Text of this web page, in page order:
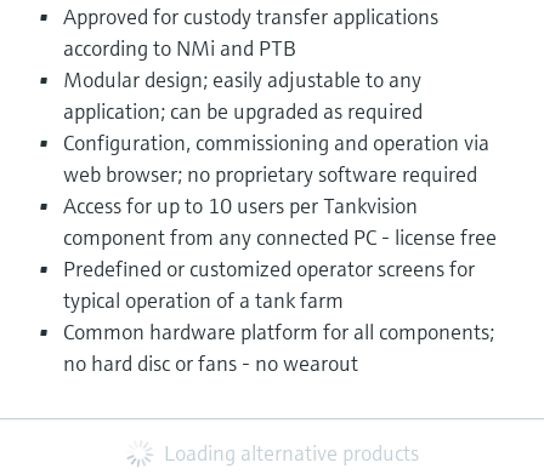
Approved for custody transfer applications
according to NMi and PTB
Modular design; easily adjustable to any
application; can be upgraded as required
Configuration, commissioning and operation via
web browser; no proprietary software required
Access for up to 10 users per Tankvision
component from any connected PC - license free
Predefined or customized operator screens for
typical operation of a tank farm
Common hardware platform for all components;
no hard disc or fans - no wearout
Loading alternative products